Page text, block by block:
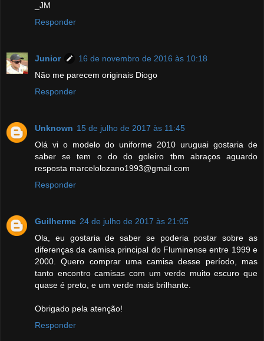
_JM
Responder
Junior
16 de novembro de 2016 às 10:18
Não me parecem originais Diogo
Responder
Unknown 15 de julho de 2017 às 11:45
Olá vi o modelo do uniforme 2010 uruguai gostaria de
saber se tem o do do goleiro tbm abraços aguardo
resposta marcelolozano1993@gmail.com
Responder
Guilherme 24 de julho de 2017 às 21:05
Ola, eu gostaria de saber se poderia postar sobre as
diferenças da camisa principal do Fluminense entre 1999 e
2000. Quero comprar uma camisa desse período, mas
tanto encontro camisas com um verde muito escuro que
quase é preto, e um verde mais brilhante.
Obrigado pela atenção!
Responder